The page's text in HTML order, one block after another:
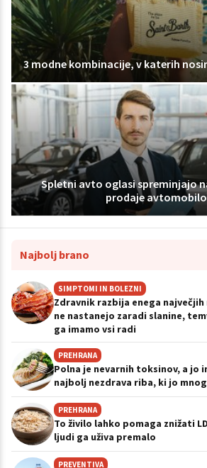
3 modne kombinacije, v katerih
Spletni avto oglasi spreminjajo
prodaje
Najbolj brano
SIMPTOMI IN BOLEZNI
Zdravnik razbija enega
ne nastanejo zaradi slanine,
ga imamo vsi radi
PREHRANA
Polna je nevarnih toksinov, a jo
najbolj nezdrava riba, ki jo
PREHRANA
To živilo lahko pomaga znižati
ljudi ga uživa premalo
PREVENTIVA